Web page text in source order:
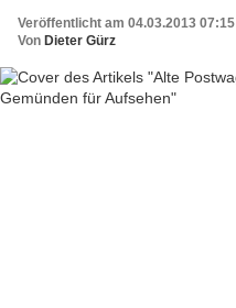
Veröffentlicht am 04.03.2013 07:15
Von Dieter Gürz